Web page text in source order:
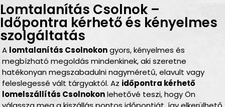
Lomtalanítás Csolnok –
Időpontra kérhető és kényelmes
szolgáltatás
A lomtalanítás Csolnokongyors, kényelmes és
megbízható megoldás mindenkinek, aki szeretne
hatékonyan megszabadulni nagyméretű, elavult vagy
feleslegessé vált tárgyaktól. Az időpontra kérhető
lomelszállítás Csolnokonlehetővé teszi, hogy Ön